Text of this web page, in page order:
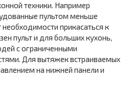
техники. Например
пультом меньше
необходимости прикасаться к
пульт и для больших кухонь,
с ограниченными
Для вытяжек встраиваемых
на нижней панели и